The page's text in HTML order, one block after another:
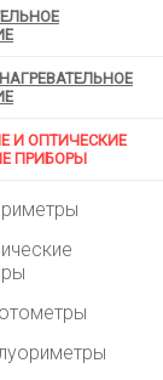
И ОПТИЧЕСКИЕ
ПРИБОРЫ